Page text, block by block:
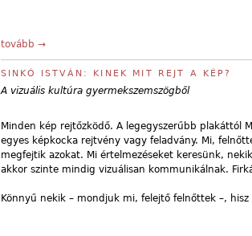
tovább →
SINKÓ ISTVÁN: KINEK MIT REJT A KÉP?
A vizuális kultúra gyermekszemszögből
Minden kép rejtőzködő. A legegyszerűbb plakáttól
egyes képkocka rejtvény vagy feladvány. Mi,
megfejtik azokat. Mi értelmezéseket keresünk,
akkor szinte mindig vizuálisan kommunikálnak.
Könnyű nekik – mondjuk mi, felejtő felnőttek –,